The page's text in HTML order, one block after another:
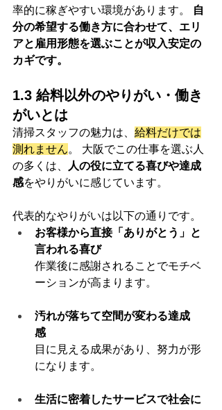
率的に稼ぎやすい環境があります。
自
分の希望する働き方に合わせて、エリ
アと雇用形態を選ぶことが収入安定の
カギです。
1.3 給料以外のやりがい・働き
がいとは
清掃スタッフの魅力は、 給料だけでは
測れません。 大阪でこの仕事を選ぶ人
の多くは、
人の役に立てる喜びや達成
感をやりがいに感じています。
代表的なやりがいは以下の通りです。
お客様から直接「ありがとう」と
言われる喜び
作業後に感謝されることでモチベ
ーションが高まります。
汚れが落ちて空間が変わる達成
感
目に見える成果があり、努力が形
になります。
生活に密着したサービスで社会に